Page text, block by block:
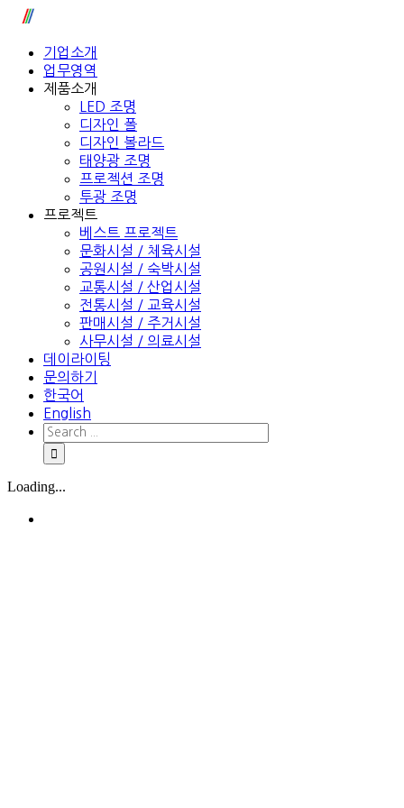
기업소개
업무영역
제품소개
LED 조명
디자인 폴
디자인 볼라드
태양광 조명
프로젝션 조명
투광 조명
프로젝트
베스트 프로젝트
문화시설 / 체육시설
공원시설 / 숙박시설
교통시설 / 산업시설
전통시설 / 교육시설
판매시설 / 주거시설
사무시설 / 의료시설
데이라이팅
문의하기
한국어
English
Loading...